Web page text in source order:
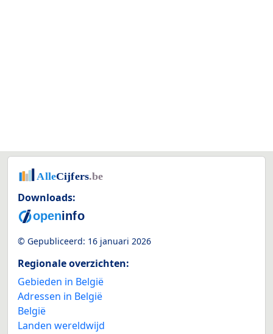
Downloads:
© Gepubliceerd: 16 januari 2026
Regionale overzichten:
Gebieden in België
Adressen in België
België
Landen wereldwijd